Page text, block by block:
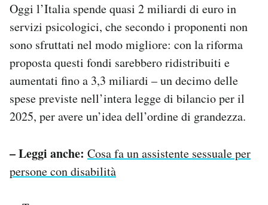
Oggi l’Italia spende quasi 2 miliardi di euro in
servizi psicologici, che secondo i proponenti non
sono sfruttati nel modo migliore: con la riforma
proposta questi fondi sarebbero ridistribuiti e
aumentati fino a 3,3 miliardi – un decimo delle
spese previste nell’intera legge di bilancio per il
2025, per avere un’idea dell’ordine di grandezza.
– Leggi anche: Cosa fa un assistente sessuale per
persone con disabilità